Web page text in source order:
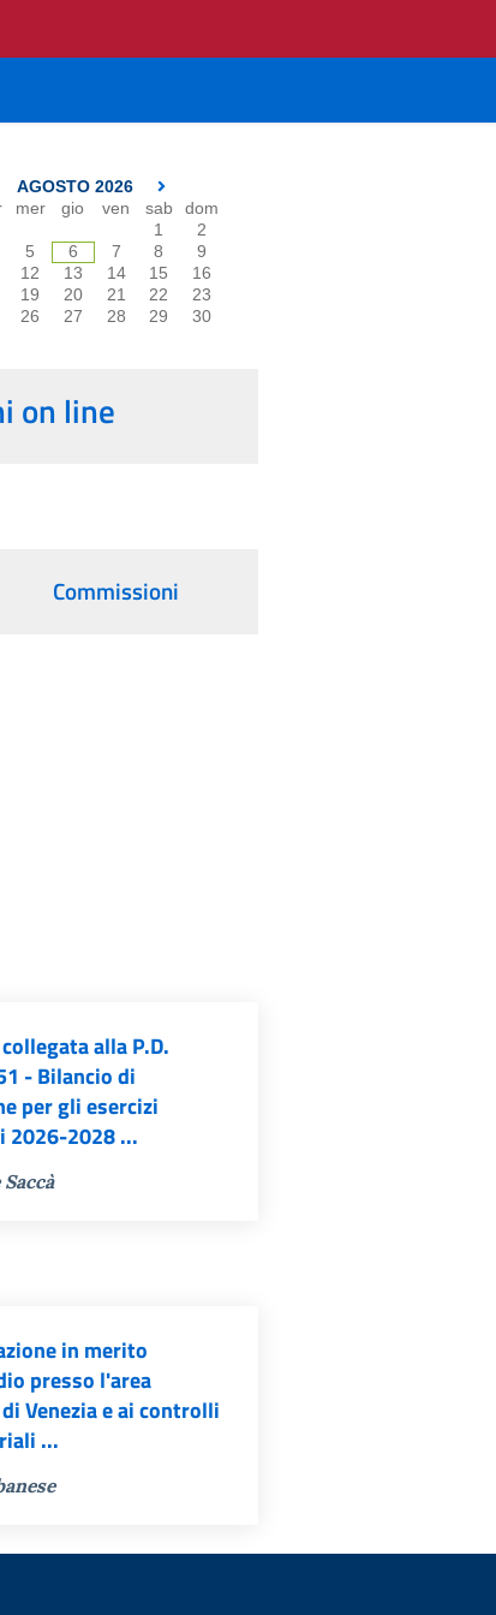
AGOSTO 2026
mer gio ven sab
dom
1
2
5 6 7 8
9
12 13 14 15
16
19 20 21 22
23
26 27 28 29
30
on line
Commissioni
alla P.D.
- Bilancio di
per gli esercizi
2026-2028 ...
in merito
presso l'area
Venezia e ai controlli
...